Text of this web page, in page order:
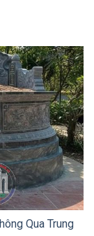
Qua Trung